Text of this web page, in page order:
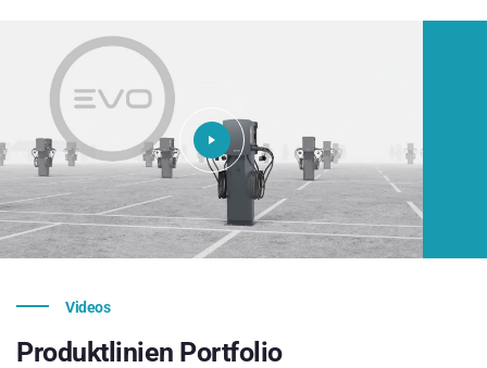
Videos
Produktlinien Portfolio